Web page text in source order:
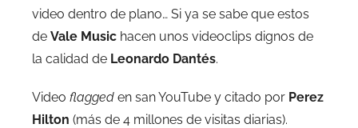
video dentro de plano… Si ya se sabe que estos
de Vale Music hacen unos videoclips dignos de
la calidad de Leonardo Dantés.
Video flagged en san YouTube y citado por Perez
Hilton (más de 4 millones de visitas diarias).